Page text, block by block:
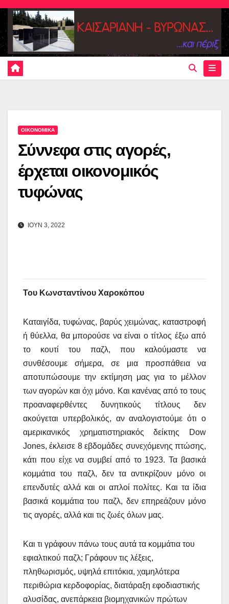
Skip
content
ΟΙΚΟΝΟΜΙΚΑ
Σύννεφα στις αγορές,
έρχεται οικονομικός
τυφώνας
ΙΟΥΝ 3, 2022
Του Κωνσταντίνου Χαροκόπου
Καταιγίδα, τυφώνας, βαρύς χειμώνας, καταστροφή
ή θύελλα, θα μπορούσε να είναι ο τίτλος έξω από
το κουτί του παζλ, που καλούμαστε να
συνθέσουμε σήμερα, σε μια προσπάθεια να
αποτυπώσουμε την εκτίμηση μας για το μέλλον
των αγορών και όχι μόνο. Και κανένας από το τους
προαναφερθέντες δυνητικούς τίτλους δεν
ακούγεται υπερβολικός, αν αναλογιστούμε ότι ο
αμερικανικός χρηματιστηριακός δείκτης Dow
Jones, έκλεισε 8 εβδομάδες συνεχόμενης πτώσης,
κάτι που είχε να συμβεί από το 1923. Τα βασικά
κομμάτια του παζλ, δεν τα αντικρίζουν μόνο οι
επενδυτές αλλά και οι απλοί πολίτες. Και τα ίδια
βασικά κομμάτια του παζλ, δεν επηρεάζουν μόνο
τις αγορές, αλλά και τις ζωές όλων μας.
Και τι γράφουν πάνω τους αυτά τα κομμάτια του
εφιαλτικού παζλ; Γράφουν τις λέξεις,
πληθωρισμός, υψηλά επιτόκια, χαμηλότερα
περιθώρια κερδοφορίας, διατάραξη εφοδιαστικής
αλυσίδας, ανεπάρκεια βιομηχανικών πρώτων